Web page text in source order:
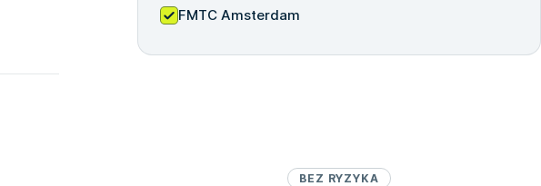
FMTC Amsterdam
BEZ RYZYKA